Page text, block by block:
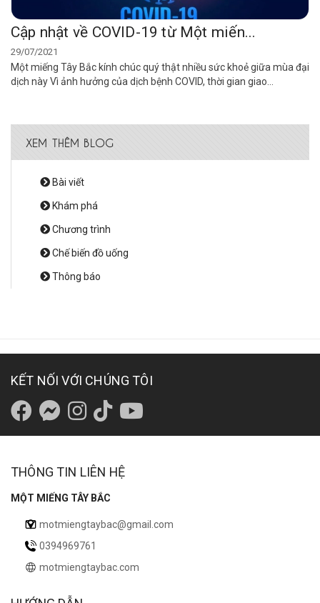
Cập nhật về COVID-19 từ Một miến...
29/07/2021
Một miếng Tây Bắc kính chúc quý thật nhiều sức khoẻ giữa mùa đại
dịch này Vì ảnh hưởng của dịch bệnh COVID, thời gian giao...
XEM THÊM BLOG
Bài viết
Khám phá
Chương trình
Chế biến đồ uống
Thông báo
KẾT NỐI VỚI CHÚNG TÔI
THÔNG TIN LIÊN HỆ
MỘT MIẾNG TÂY BẮC
motmiengtaybac@gmail.com
0394969761
motmiengtaybac.com